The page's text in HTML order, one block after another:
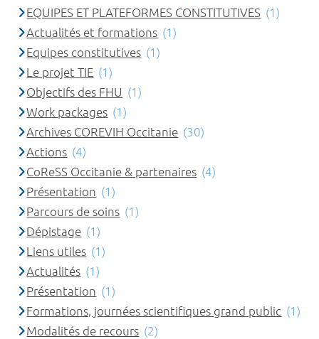
EQUIPES ET PLATEFORMES CONSTITUTIVES (1)
Actualités et formations (1)
Equipes constitutives (1)
Le projet TIE (1)
Objectifs des FHU (1)
Work packages (1)
Archives COREVIH Occitanie (30)
Actions (4)
CoReSS Occitanie & partenaires (4)
Présentation (1)
Parcours de soins (1)
Dépistage (1)
Liens utiles (1)
Actualités (1)
Présentation (1)
Formations, journées scientifiques grand public (1)
Modalités de recours (2)